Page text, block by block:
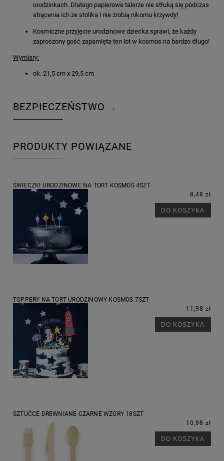
urodzinkach. Dlatego papierowe talerze nie stłuką się podczas
strącenia ich ze stolika i nie zrobią nikomu krzywdy!
Kosmiczne przyjęcie urodzinowe dziecka sprawi, że każdy
zaproszony gość zapamięta ten lot w kosmos na bardzo długo!
Wymiary:
ok. 21,5 cm x 29,5 cm
BEZPIECZEŃSTWO ↓
PRODUKTY POWIĄZANE
ŚWIECZKI URODZINOWE NA TORT KOSMOS 4SZT
8,48 zł
DO KOSZYKA
TOPPERY NA TORT URODZINOWY KOSMOS 7SZT
11,98 zł
DO KOSZYKA
SZTUĆCE DREWNIANE CZARNE WZORY 18SZT
10,98 zł
DO KOSZYKA